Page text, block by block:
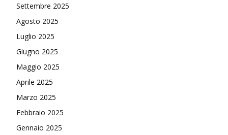
Settembre 2025
Agosto 2025
Luglio 2025
Giugno 2025
Maggio 2025
Aprile 2025
Marzo 2025
Febbraio 2025
Gennaio 2025